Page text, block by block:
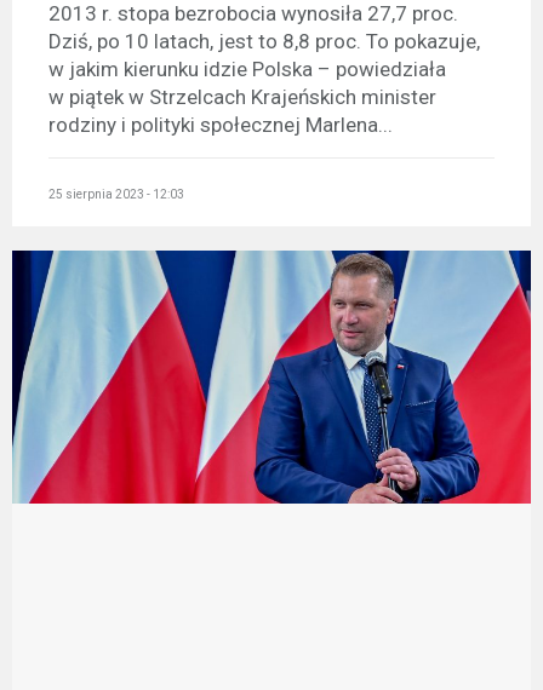
2013 r. stopa bezrobocia wynosiła 27,7 proc.
Dziś, po 10 latach, jest to 8,8 proc. To pokazuje,
w jakim kierunku idzie Polska – powiedziała
w piątek w Strzelcach Krajeńskich minister
rodziny i polityki społecznej Marlena...
25 sierpnia 2023 - 12:03